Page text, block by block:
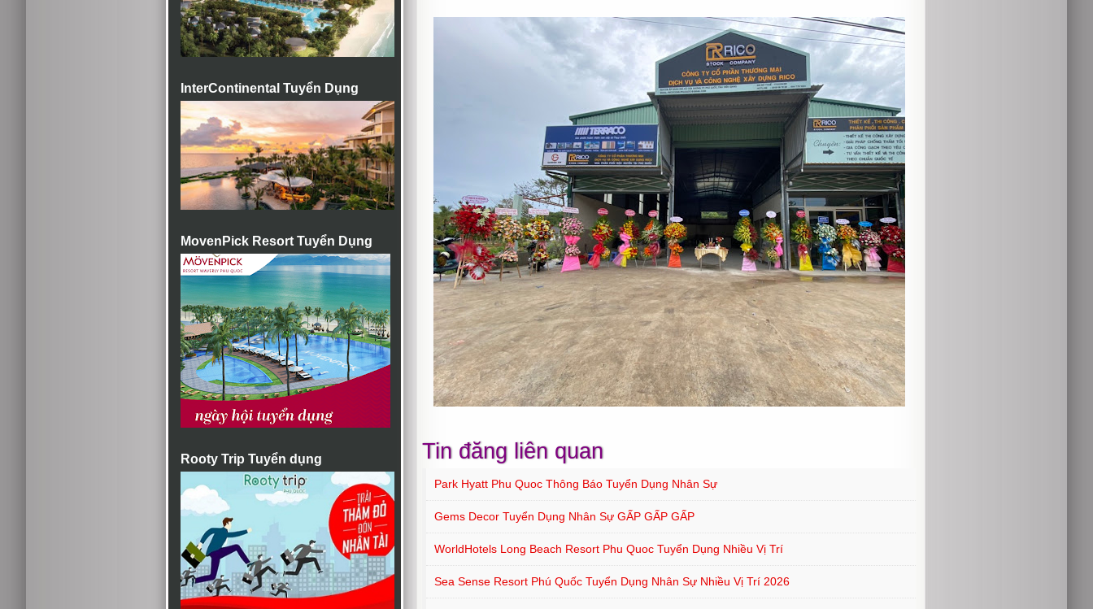
InterContinental Tuyển Dụng
MovenPick Resort Tuyển Dụng
Rooty Trip Tuyển dụng Tin đăng liên quan
Park Hyatt Phu Quoc Thông Báo Tuyển Dụng Nhân Sự
Gems Decor Tuyển Dụng Nhân Sự GẤP GẤP GẤP
WorldHotels Long Beach Resort Phu Quoc Tuyển Dụng Nhiều Vị Trí
Sea Sense Resort Phú Quốc Tuyển Dụng Nhân Sự Nhiều Vị Trí 2026